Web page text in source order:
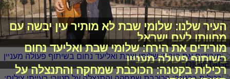
העיר שלנו: שלומי שבת לא מותיר עין יבשה עם
מחוותו לעם ישראל
מורידים את הירח: שלומי שבת ואליעד נחום
בשיתוף פעולה מעניין
רכילות בקטנה: הכוכבת שמחקה והתנצלה על